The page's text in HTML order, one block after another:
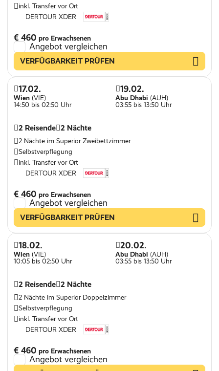
inkl. Transfer vor Ort
DERTOUR XDER
€ 460 pro Erwachsenen
Angebot vergleichen
VERFÜGBARKEIT PRÜFEN
17.02.
Wien (VIE)
14:50 bis 02:50 Uhr
19.02.
Abu Dhabi (AUH)
03:55 bis 13:50 Uhr
2 Reisende 2 Nächte
2 Nächte im Superior Zweibettzimmer
Selbstverpflegung
inkl. Transfer vor Ort
DERTOUR XDER
€ 460 pro Erwachsenen
Angebot vergleichen
VERFÜGBARKEIT PRÜFEN
18.02.
Wien (VIE)
10:05 bis 02:50 Uhr
20.02.
Abu Dhabi (AUH)
03:55 bis 13:50 Uhr
2 Reisende 2 Nächte
2 Nächte im Superior Doppelzimmer
Selbstverpflegung
inkl. Transfer vor Ort
DERTOUR XDER
€ 460 pro Erwachsenen
Angebot vergleichen